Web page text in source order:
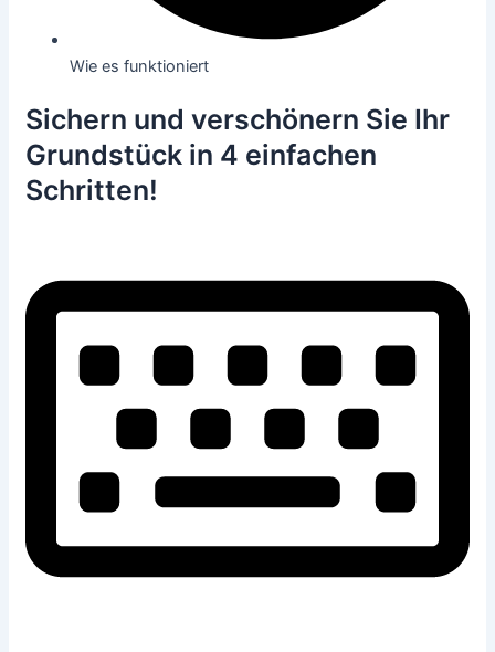
Wie es funktioniert
Sichern und verschönern Sie Ihr
Grundstück in 4 einfachen
Schritten!